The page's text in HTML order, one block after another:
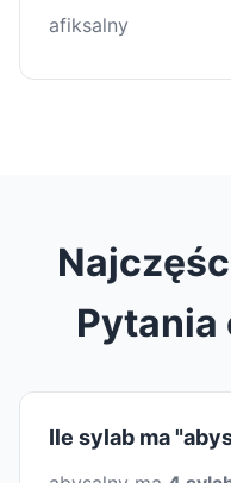
afiksalny
Pytania
Ile sylab ma